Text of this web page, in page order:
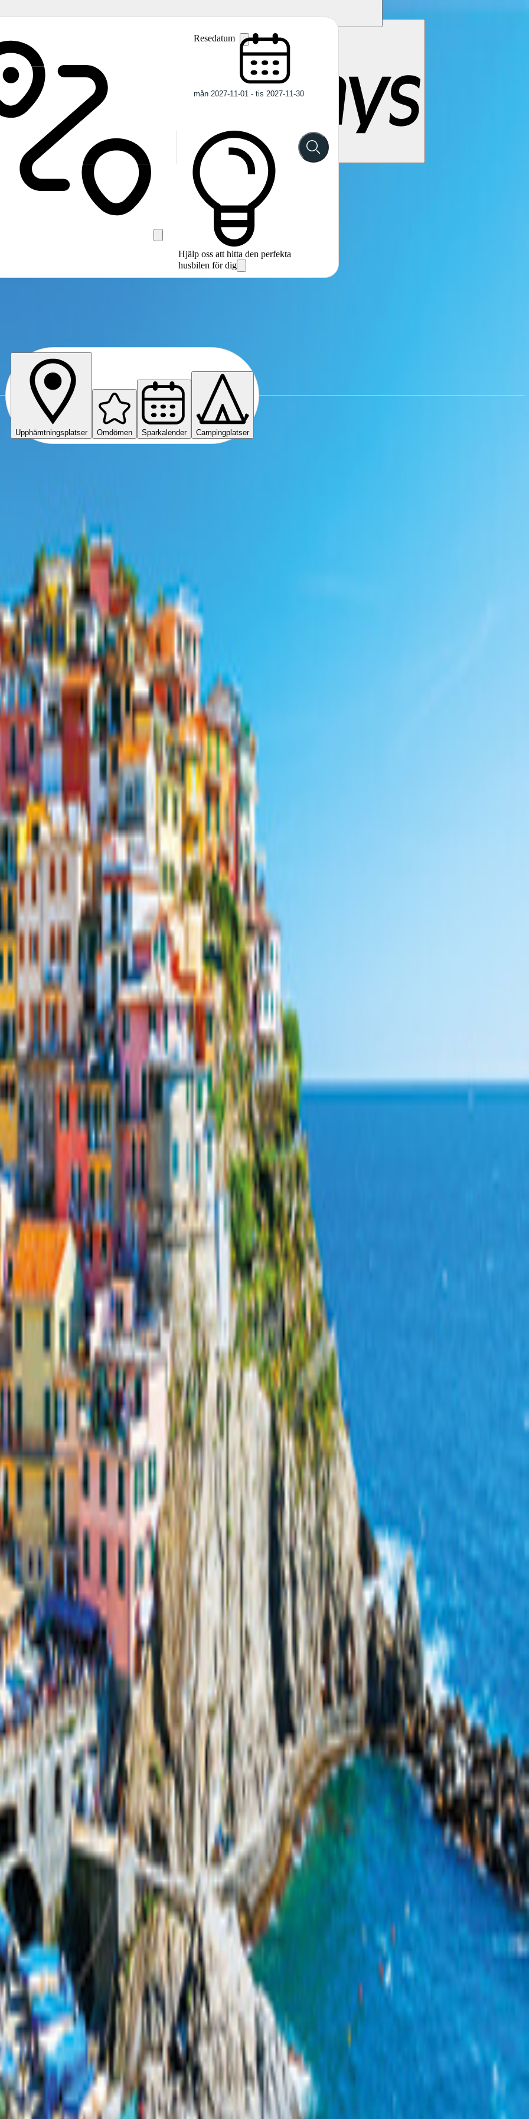
Resedatum
Hjälp oss att hitta den perfekta
husbilen för dig
Upphämtningsplatser Omdömen Sparkalender Campingplatser